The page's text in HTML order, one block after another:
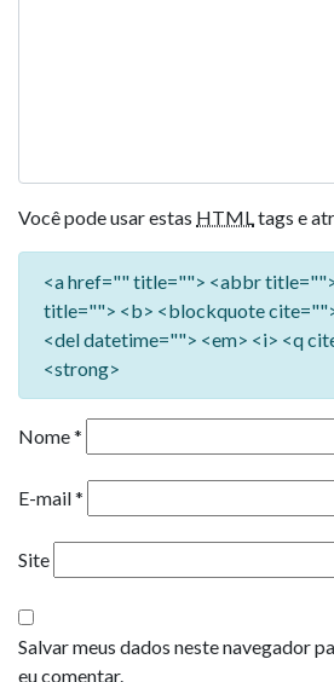
Você pode usar estas HTMLtags e
<a href="" title=""> <abbr
title=""> <b> <blockquote
<del datetime=""> <em> <i> <q
<strong>
Nome*
E-mail*
Site
Salvar meus dados neste navegador
eu comentar.